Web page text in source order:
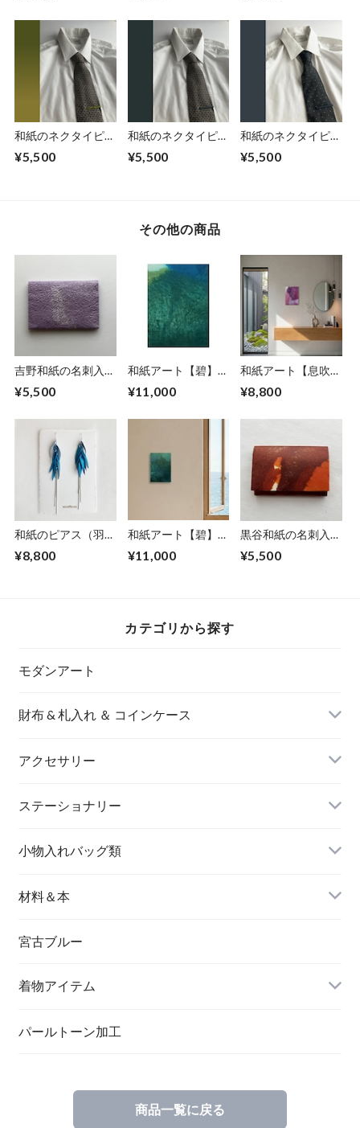
和紙のネクタイピ
¥5,500
和紙のネクタイピ
¥5,500
和紙のネクタイピ
¥5,500
その他の商品
吉野和紙の名刺入れ
¥5,500
和紙アート【碧】
¥11,000
和紙アート【息吹】
¥8,800
和紙のピアス（羽）
¥8,800
和紙アート【碧】
¥11,000
黒谷和紙の名刺入れ
¥5,500
カテゴリから探す
モダンアート
財布 & 札入れ ＆ コインケース
長財布
アクセサリー
イヤリング＆ピアス
バングル＆ブレスレット
ペンダント
ブローチ
ステーショナリー
名刺入れ
メッセージカード
一筆箋
小物入れバッグ類
バッグ
材料＆本
ハンドメイドキット
宮古ブルー
着物アイテム
パールトーン加工
商品一覧に戻る